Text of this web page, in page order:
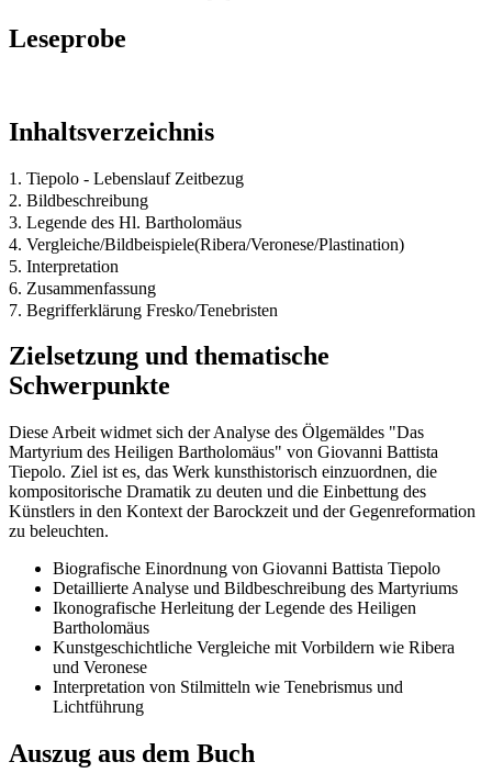
Leseprobe
Inhaltsverzeichnis
1. Tiepolo - Lebenslauf Zeitbezug
2. Bildbeschreibung
3. Legende des Hl. Bartholomäus
4. Vergleiche/Bildbeispiele(Ribera/Veronese/Plastination)
5. Interpretation
6. Zusammenfassung
7. Begrifferklärung Fresko/Tenebristen
Zielsetzung und thematische
Schwerpunkte
Diese Arbeit widmet sich der Analyse des Ölgemäldes "Das
Martyrium des Heiligen Bartholomäus" von Giovanni Battista
Tiepolo. Ziel ist es, das Werk kunsthistorisch einzuordnen, die
kompositorische Dramatik zu deuten und die Einbettung des
Künstlers in den Kontext der Barockzeit und der Gegenreformation
zu beleuchten.
Biografische Einordnung von Giovanni Battista Tiepolo
Detaillierte Analyse und Bildbeschreibung des Martyriums
Ikonografische Herleitung der Legende des Heiligen
Bartholomäus
Kunstgeschichtliche Vergleiche mit Vorbildern wie Ribera
und Veronese
Interpretation von Stilmitteln wie Tenebrismus und
Lichtführung
Auszug aus dem Buch